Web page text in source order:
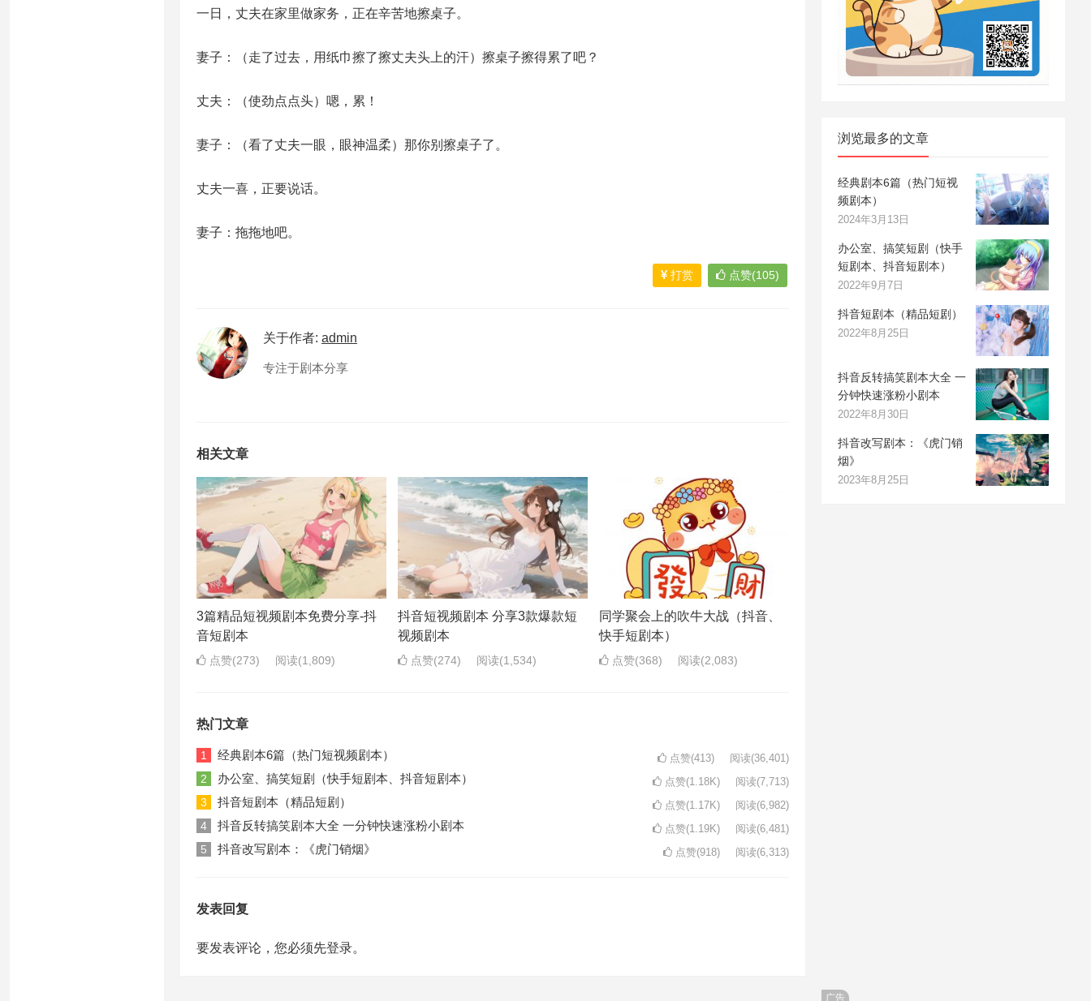
一日，丈夫在家里做家务，正在辛苦地擦桌子。
妻子：（走了过去，用纸巾擦了擦丈夫头上的汗）擦桌子擦得累了吧？
丈夫：（使劲点点头）嗯，累！
妻子：（看了丈夫一眼，眼神温柔）那你别擦桌子了。
丈夫一喜，正要说话。
妻子：拖拖地吧。
打赏 点赞(105)
关于作者: admin
专注于剧本分享
相关文章
3篇精品短视频剧本免费分享-抖
音短剧本
点赞(273) 阅读(1,809)
抖音短视频剧本 分享3款爆款短
视频剧本
点赞(274) 阅读(1,534)
同学聚会上的吹牛大战（抖音、
快手短剧本）
点赞(368) 阅读(2,083)
热门文章
1 经典剧本6篇（热门短视频剧本） 点赞(413) 阅读(36,401)
2 办公室、搞笑短剧（快手短剧本、抖音短剧本） 点赞(1.18K) 阅读(7,713)
3 抖音短剧本（精品短剧） 点赞(1.17K) 阅读(6,982)
4 抖音反转搞笑剧本大全 一分钟快速涨粉小剧本 点赞(1.19K) 阅读(6,481)
5 抖音改写剧本：《虎门销烟》 点赞(918) 阅读(6,313)
发表回复
要发表评论，您必须先登录。
浏览最多的文章
经典剧本6篇（热门短视
频剧本）
2024年3月13日
办公室、搞笑短剧（快手
短剧本、抖音短剧本）
2022年9月7日
抖音短剧本（精品短剧）
2022年8月25日
抖音反转搞笑剧本大全 一
分钟快速涨粉小剧本
2022年8月30日
抖音改写剧本：《虎门销
烟》
2023年8月25日
广告